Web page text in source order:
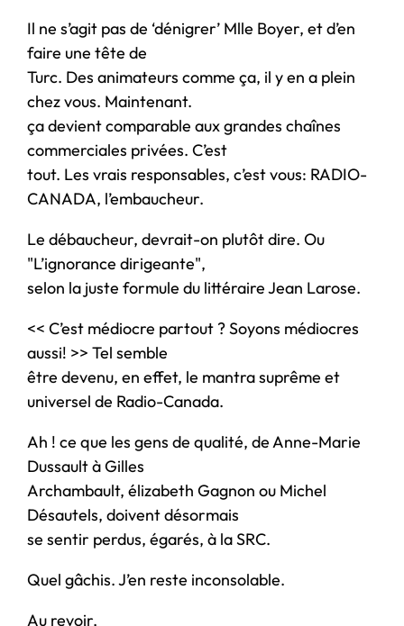
Il ne s’agit pas de ‘dénigrer’ Mlle Boyer, et d’en
faire une tête de
Turc. Des animateurs comme ça, il y en a plein
chez vous. Maintenant.
ça devient comparable aux grandes chaînes
commerciales privées. C’est
tout. Les vrais responsables, c’est vous: RADIO-
CANADA, l’embaucheur.
Le débaucheur, devrait-on plutôt dire. Ou
"L’ignorance dirigeante",
selon la juste formule du littéraire Jean Larose.
<< C’est médiocre partout ? Soyons médiocres
aussi! >> Tel semble
être devenu, en effet, le mantra suprême et
universel de Radio-Canada.
Ah ! ce que les gens de qualité, de Anne-Marie
Dussault à Gilles
Archambault, élizabeth Gagnon ou Michel
Désautels, doivent désormais
se sentir perdus, égarés, à la SRC.
Quel gâchis. J’en reste inconsolable.
Au revoir,